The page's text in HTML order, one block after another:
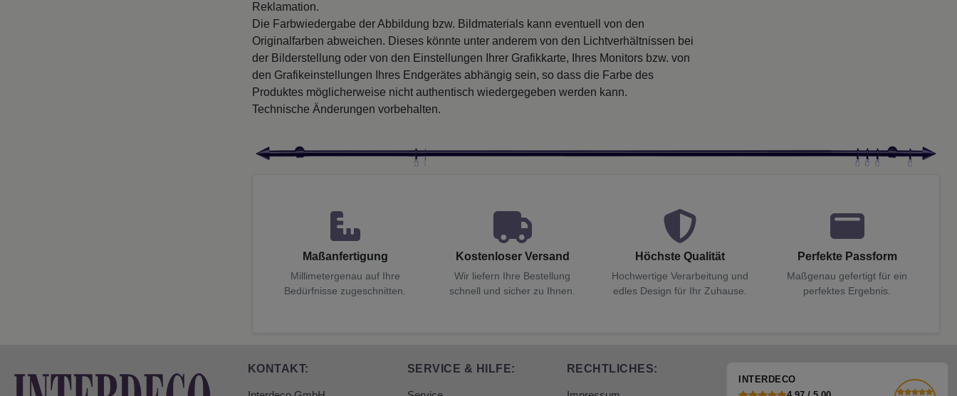
Reklamation.
Die Farbwiedergabe der Abbildung bzw. Bildmaterials kann eventuell von den
Originalfarben abweichen. Dieses könnte unter anderem von den Lichtverhältnissen bei
der Bilderstellung oder von den Einstellungen Ihrer Grafikkarte, Ihres Monitors bzw. von
den Grafikeinstellungen Ihres Endgerätes abhängig sein, so dass die Farbe des
Produktes möglicherweise nicht authentisch wiedergegeben werden kann.
Technische Änderungen vorbehalten.
Maßanfertigung
Millimetergenau auf Ihre
Bedürfnisse zugeschnitten.
Kostenloser Versand
Wir liefern Ihre Bestellung
schnell und sicher zu Ihnen.
Höchste Qualität
Hochwertige Verarbeitung und
edles Design für Ihr Zuhause.
Perfekte Passform
Maßgenau gefertigt für ein
perfektes Ergebnis.
KONTAKT: SERVICE & HILFE: RECHTLICHES:
INTERDECO